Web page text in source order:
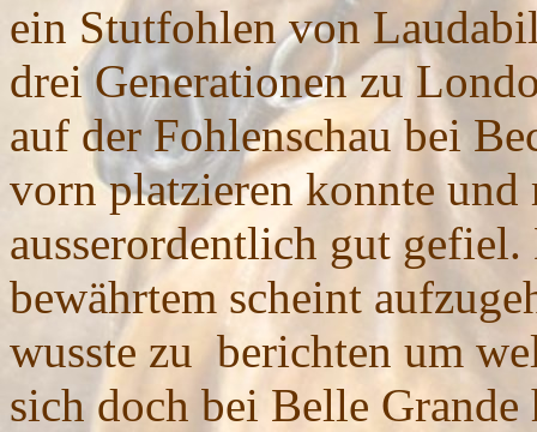
ein Stutfohlen von
drei Generationen zu
auf der Fohlenschau bei
vorn platzieren konnte
ausserordentlich gut
bewährtem scheint
wusste zu berichten um
sich doch bei Belle